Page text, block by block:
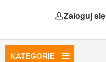
Zaloguj się
KATEGORIE